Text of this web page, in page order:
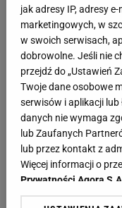
jak adresy IP, adresy
marketingowych, w
w swoich serwisach,
dobrowolne. Jeśli nie
przejdź do „Ustawień
Twoje dane osobowe
serwisów i aplikacji
danych nie wymaga
lub Zaufanych
lub przez kontakt z
Więcej informacji o
Prywatności Agora S.A.